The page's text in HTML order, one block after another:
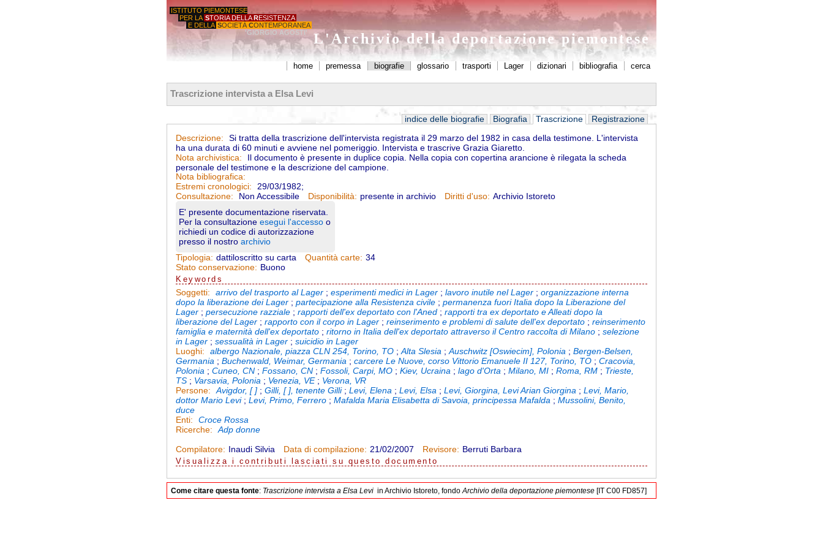
ISTITUTO PIEMONTESE
PER LA STORIA DELLA RESISTENZA
E DELLA SOCIETÀ CONTEMPORANEA
'GIORGIO AGOSTI'
L'Archivio della deportazione piemontese
home premessa biografie glossario trasporti Lager dizionari bibliografia cerca
Trascrizione intervista a Elsa Levi
indice delle biografie Biografia Trascrizione Registrazione
Descrizione:
Si tratta della trascrizione dell'intervista registrata il 29 marzo del 1982 in casa della testimone. L'intervista
ha una durata di 60 minuti e avviene nel pomeriggio. Intervista e trascrive Grazia Giaretto.
Nota archivistica:
Il documento è presente in duplice copia. Nella copia con copertina arancione è rilegata la scheda
personale del testimone e la descrizione del campione.
Nota bibliografica:
Estremi cronologici:
29/03/1982;
Consultazione: Non Accessibile Disponibilità: presente in archivio Diritti d'uso: Archivio Istoreto
E' presente documentazione riservata.
Per la consultazioneesegui l'accesso o
richiedi un codice di autorizzazione
presso il nostroarchivio
Tipologia: dattiloscritto su carta Quantità carte: 34
Stato conservazione: Buono
Keywords
Soggetti: arrivo del trasporto al Lager ;esperimenti medici in Lager ;lavoro inutile nel Lager ;organizzazione interna
dopo la liberazione dei Lager ;partecipazione alla Resistenza civile ;permanenza fuori Italia dopo la Liberazione del
Lager ;persecuzione razziale ;rapporti dell'ex deportato con l'Aned ;rapporti tra ex deportato e Alleati dopo la
liberazione del Lager ;rapporto con il corpo in Lager ;reinserimento e problemi di salute dell'ex deportato ;reinserimento
famiglia e maternità dell'ex deportato ;ritorno in Italia dell'ex deportato attraverso il Centro raccolta di Milano ;selezione
in Lager ;sessualità in Lager ;suicidio in Lager
Luoghi: albergo Nazionale, piazza CLN 254, Torino, TO ;Alta Slesia ;Auschwitz [Oswiecim], Polonia ;Bergen-Belsen,
Germania ;Buchenwald, Weimar, Germania ;carcere Le Nuove, corso Vittorio Emanuele II 127, Torino, TO ;Cracovia,
Polonia ;Cuneo, CN ;Fossano, CN ;Fossoli, Carpi, MO ;Kiev, Ucraina ;lago d'Orta ;Milano, MI ;Roma, RM ; Trieste,
TS ; Varsavia, Polonia ; Venezia, VE; Verona, VR
Persone: Avigdor, [ ] ;Gilli, [ ], tenente Gilli;Levi, Elena ;Levi, Elsa ;Levi, Giorgina, Levi Arian Giorgina ;Levi, Mario,
dottor Mario Levi;Levi, Primo, Ferrero ;Mafalda Maria Elisabetta di Savoia, principessa Mafalda ;Mussolini, Benito,
duce
Enti: Croce Rossa
Ricerche: Adp donne
Compilatore: Inaudi Silvia Data di compilazione: 21/02/2007 Revisore: Berruti Barbara
Visualizza i contributi lasciati su questo documento
Come citare questa fonte: Trascrizione intervista a Elsa Leviin Archivio Istoreto, fondo Archivio della deportazione piemontese[IT C00 FD857]